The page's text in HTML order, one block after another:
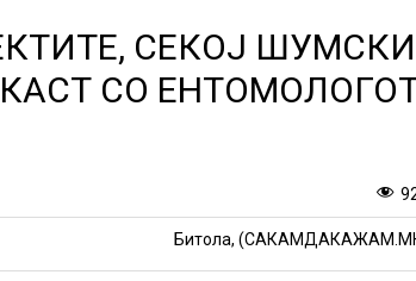
СЕКОЈ ШУМСКИ
СО
Битола,